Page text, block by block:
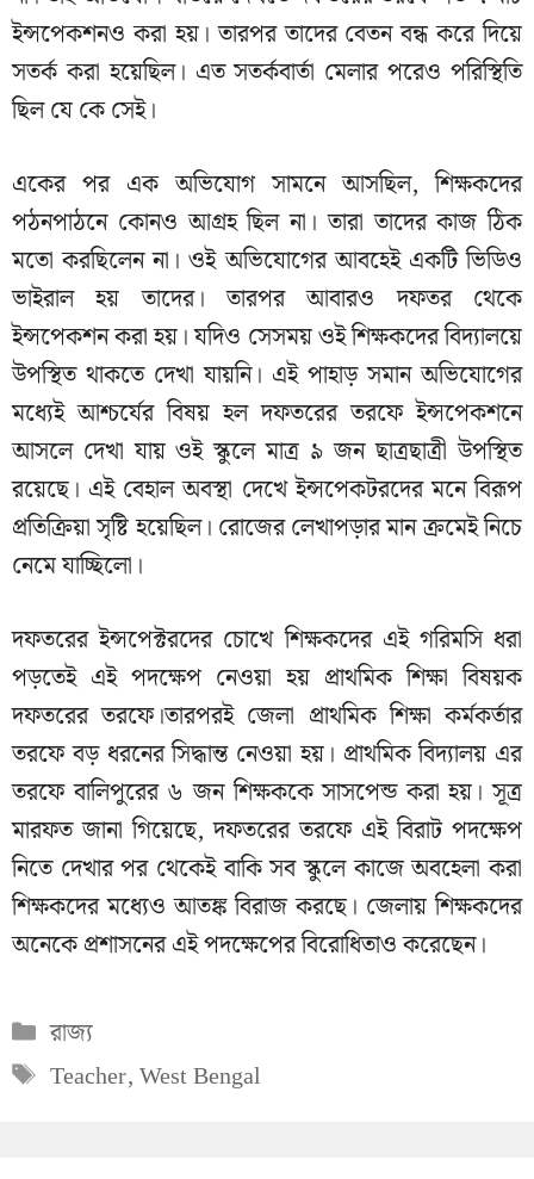
ইন্সপেকশনও করা হয়। তারপর তাদের বেতন বন্ধ করে দিয়ে
সতর্ক করা হয়েছিল। এত সতর্কবার্তা মেলার পরেও পরিস্থিতি
ছিল যে কে সেই।
একের পর এক অভিযোগ সামনে আসছিল, শিক্ষকদের
পঠনপাঠনে কোনও আগ্রহ ছিল না। তারা তাদের কাজ ঠিক
মতো করছিলেন না। ওই অভিযোগের আবহেই একটি ভিডিও
ভাইরাল হয় তাদের। তারপর আবারও দফতর থেকে
ইন্সপেকশন করা হয়। যদিও সেসময় ওই শিক্ষকদের বিদ্যালয়ে
উপস্থিত থাকতে দেখা যায়নি। এই পাহাড় সমান অভিযোগের
মধ্যেই আশ্চর্যের বিষয় হল দফতরের তরফে ইন্সপেকশনে
আসলে দেখা যায় ওই স্কুলে মাত্র ৯ জন ছাত্রছাত্রী উপস্থিত
রয়েছে। এই বেহাল অবস্থা দেখে ইন্সপেকটরদের মনে বিরূপ
প্রতিক্রিয়া সৃষ্টি হয়েছিল। রোজের লেখাপড়ার মান ক্রমেই নিচে
নেমে যাচ্ছিলো।
দফতরের ইন্সপেক্টরদের চোখে শিক্ষকদের এই গরিমসি ধরা
পড়তেই এই পদক্ষেপ নেওয়া হয় প্রাথমিক শিক্ষা বিষয়ক
দফতরের তরফে।তারপরই জেলা প্রাথমিক শিক্ষা কর্মকর্তার
তরফে বড় ধরনের সিদ্ধান্ত নেওয়া হয়। প্রাথমিক বিদ্যালয় এর
তরফে বালিপুরের ৬ জন শিক্ষককে সাসপেন্ড করা হয়। সূত্র
মারফত জানা গিয়েছে, দফতরের তরফে এই বিরাট পদক্ষেপ
নিতে দেখার পর থেকেই বাকি সব স্কুলে কাজে অবহেলা করা
শিক্ষকদের মধ্যেও আতঙ্ক বিরাজ করছে। জেলায় শিক্ষকদের
অনেকে প্রশাসনের এই পদক্ষেপের বিরোধিতাও করেছেন।
Categories
রাজ্য
Tags
Teacher,West Bengal